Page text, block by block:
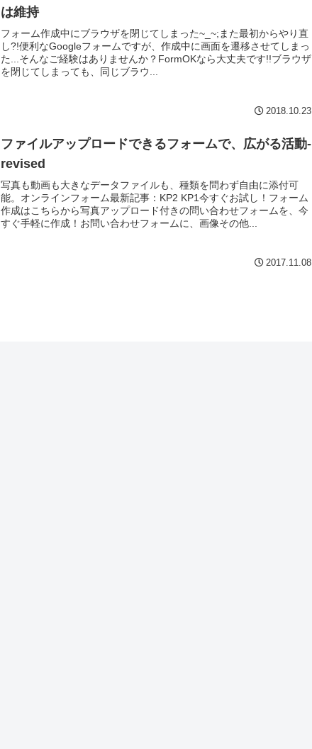
は維持
フォーム作成中にブラウザを閉じてしまった~_~;また最初からやり直
し?!便利なGoogleフォームですが、作成中に画面を遷移させてしまっ
た...そんなご経験はありませんか？FormOKなら大丈夫です!!ブラウザ
を閉じてしまっても、同じブラウ...
2018.10.23
ファイルアップロードできるフォームで、広がる活動-
revised
写真も動画も大きなデータファイルも、種類を問わず自由に添付可
能。オンラインフォーム最新記事：KP2 KP1今すぐお試し！フォーム
作成はこちらから写真アップロード付きの問い合わせフォームを、今
すぐ手軽に作成！お問い合わせフォームに、画像その他...
2017.11.08